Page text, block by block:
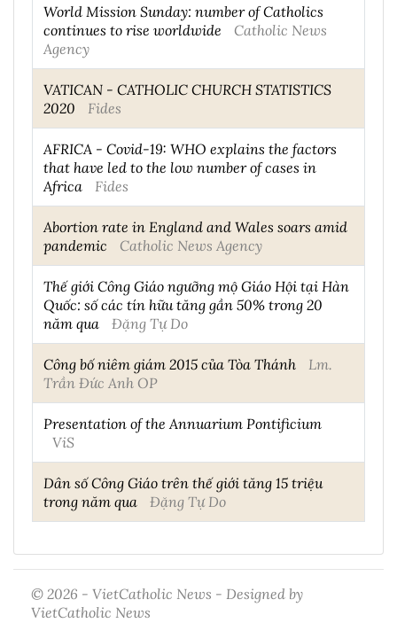
World Mission Sunday: number of Catholics
continues to rise worldwide
Catholic News
Agency
VATICAN - CATHOLIC CHURCH STATISTICS
2020
Fides
AFRICA - Covid-19: WHO explains the factors
that have led to the low number of cases in
Africa
Fides
Abortion rate in England and Wales soars amid
pandemic
Catholic News Agency
Thế giới Công Giáo ngưỡng mộ Giáo Hội tại Hàn
Quốc: số các tín hữu tăng gần 50% trong 20
năm qua
Đặng Tự Do
Công bố niêm giám 2015 của Tòa Thánh
Lm.
Trần Đức Anh OP
Presentation of the Annuarium Pontificium
ViS
Dân số Công Giáo trên thế giới tăng 15 triệu
trong năm qua
Đặng Tự Do
© 2026 - VietCatholic News - Designed by
VietCatholic News